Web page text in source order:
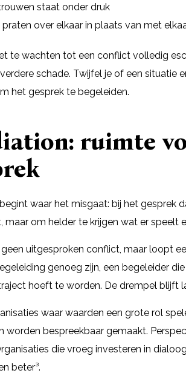
staat onder druk
praten over elkaar in plaats van met
te wachten tot een conflict volledig
schade. Twijfel je of een situatie
het gesprek te begeleiden.
ruimte
waar het misgaat: bij het gesprek
maar om helder te krijgen wat er speelt
uitgesproken conflict, maar loopt
genoeg zijn, een begeleider
hoeft te worden. De drempel blijft
waar waarden een grote rol
worden bespreekbaar gemaakt.
die vroeg investeren in
beter³.